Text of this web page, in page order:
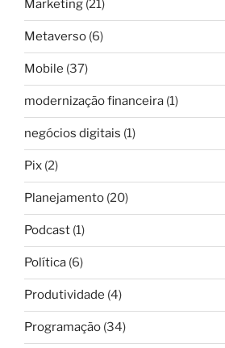
Marketing (21)
Metaverso (6)
Mobile (37)
modernização financeira (1)
negócios digitais (1)
Pix (2)
Planejamento (20)
Podcast (1)
Política (6)
Produtividade (4)
Programação (34)